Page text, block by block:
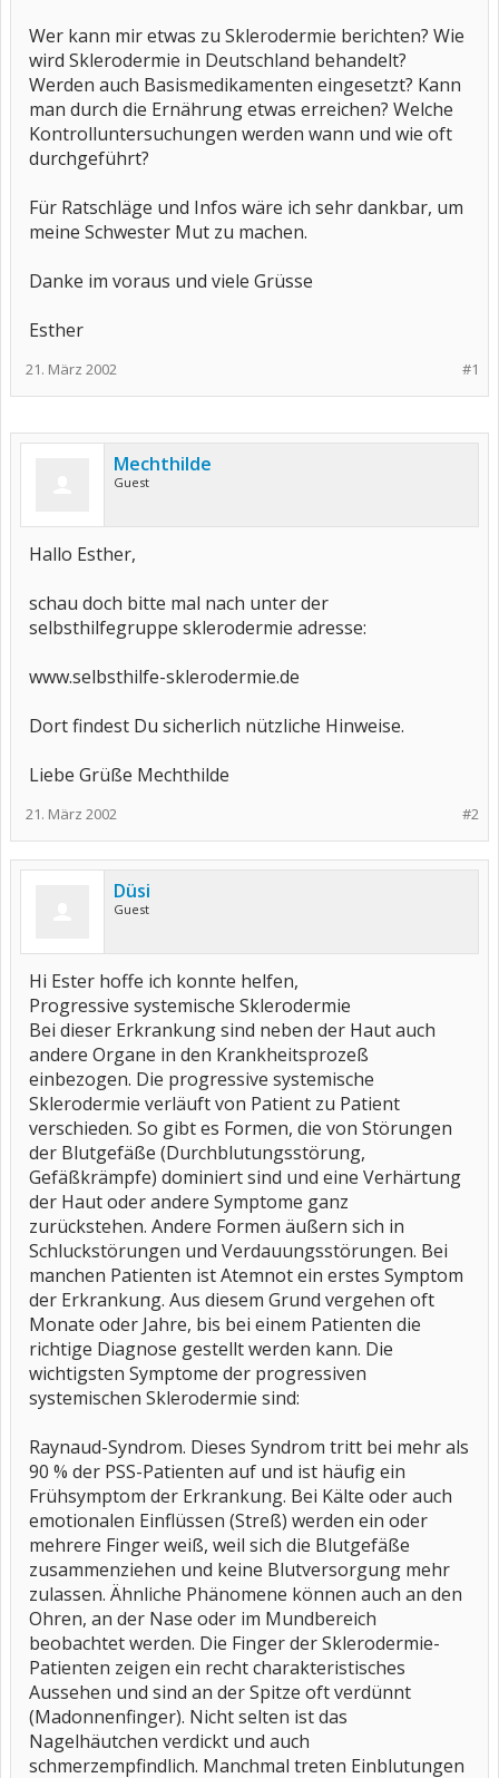
Wer kann mir etwas zu Sklerodermie berichten? Wie
wird Sklerodermie in Deutschland behandelt?
Werden auch Basismedikamenten eingesetzt? Kann
man durch die Ernährung etwas erreichen? Welche
Kontrolluntersuchungen werden wann und wie oft
durchgeführt?
Für Ratschläge und Infos wäre ich sehr dankbar, um
meine Schwester Mut zu machen.
Danke im voraus und viele Grüsse
Esther
#1
21. März 2002
Mechthilde
Guest
Hallo Esther,
schau doch bitte mal nach unter der
selbsthilfegruppe sklerodermie adresse:
www.selbsthilfe-sklerodermie.de
Dort findest Du sicherlich nützliche Hinweise.
Liebe Grüße Mechthilde
#2
21. März 2002
Düsi
Guest
Hi Ester hoffe ich konnte helfen,
Progressive systemische Sklerodermie
Bei dieser Erkrankung sind neben der Haut auch
andere Organe in den Krankheitsprozeß
einbezogen. Die progressive systemische
Sklerodermie verläuft von Patient zu Patient
verschieden. So gibt es Formen, die von Störungen
der Blutgefäße (Durchblutungsstörung,
Gefäßkrämpfe) dominiert sind und eine Verhärtung
der Haut oder andere Symptome ganz
zurückstehen. Andere Formen äußern sich in
Schluckstörungen und Verdauungsstörungen. Bei
manchen Patienten ist Atemnot ein erstes Symptom
der Erkrankung. Aus diesem Grund vergehen oft
Monate oder Jahre, bis bei einem Patienten die
richtige Diagnose gestellt werden kann. Die
wichtigsten Symptome der progressiven
systemischen Sklerodermie sind:
Raynaud-Syndrom. Dieses Syndrom tritt bei mehr als
90 % der PSS-Patienten auf und ist häufig ein
Frühsymptom der Erkrankung. Bei Kälte oder auch
emotionalen Einflüssen (Streß) werden ein oder
mehrere Finger weiß, weil sich die Blutgefäße
zusammenziehen und keine Blutversorgung mehr
zulassen. Ähnliche Phänomene können auch an den
Ohren, an der Nase oder im Mundbereich
beobachtet werden. Die Finger der Sklerodermie-
Patienten zeigen ein recht charakteristisches
Aussehen und sind an der Spitze oft verdünnt
(Madonnenfinger). Nicht selten ist das
Nagelhäutchen verdickt und auch
schmerzempfindlich. Manchmal treten Einblutungen